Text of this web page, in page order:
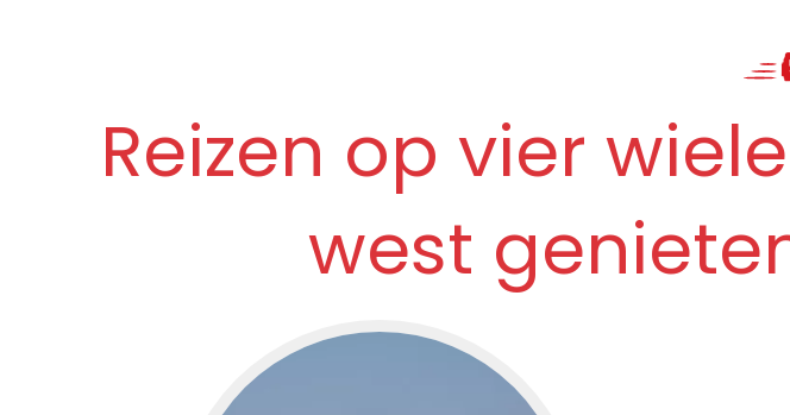
Beleef mooie
specifieke